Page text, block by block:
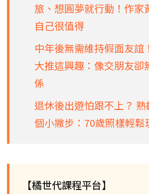
旅、想圓夢就行動！作家
自己很值得
中年後無需維持假面友誼
大推這興趣：像交朋友卻
係
退休後出遊怕跟不上？
個小撇步：70歲照樣輕鬆
【橘世代課程平台】